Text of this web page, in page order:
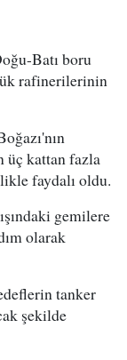
Batı boru
rafinerilerinin
üç kattan fazla
faydalı oldu.
gemilere
olarak
tanker
şekilde